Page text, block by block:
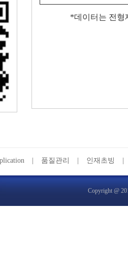
*데이터는 전형제품
품질관리 인재초빙
Copyright @